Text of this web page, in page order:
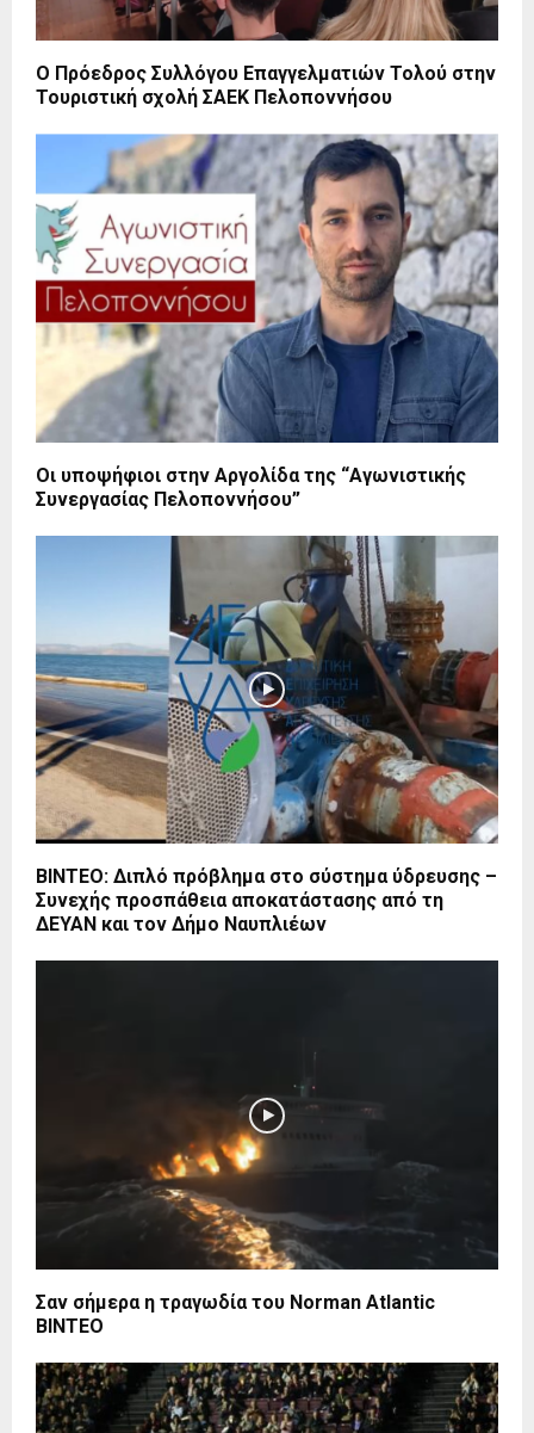
Ο Πρόεδρος Συλλόγου Επαγγελματιών Τολού στην
Τουριστική σχολή ΣΑΕΚ Πελοποννήσου
Οι υποψήφιοι στην Αργολίδα της “Αγωνιστικής
Συνεργασίας Πελοποννήσου”
ΒΙΝΤΕΟ: Διπλό πρόβλημα στο σύστημα ύδρευσης –
Συνεχής προσπάθεια αποκατάστασης από τη
ΔΕΥΑΝ και τον Δήμο Ναυπλιέων
Σαν σήμερα η τραγωδία του Norman Atlantic
ΒΙΝΤΕΟ